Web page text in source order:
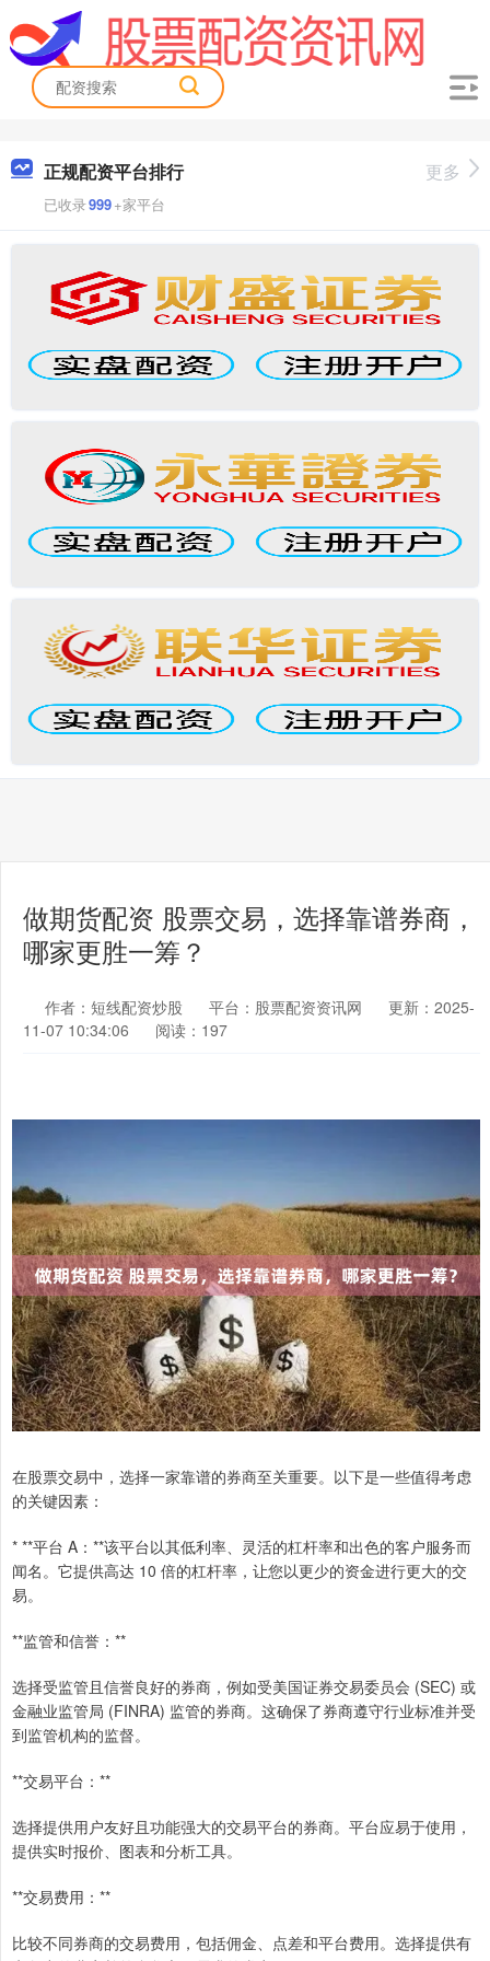
正规配资平台排行
已收录999+家平台
更多
做期货配资 股票交易，选择靠谱券商，
哪家更胜一筹？
作者：短线配资炒股 平台：股票配资资讯网
更新：2025-
11-07 10:34:06
阅读：197
在股票交易中，选择一家靠谱的券商至关重要。以下是一些值得考虑
的关键因素：
* **平台 A：**该平台以其低利率、灵活的杠杆率和出色的客户服务而
闻名。它提供高达 10 倍的杠杆率，让您以更少的资金进行更大的交
易。
**监管和信誉：**
选择受监管且信誉良好的券商，例如受美国证券交易委员会 (SEC) 或
金融业监管局 (FINRA) 监管的券商。这确保了券商遵守行业标准并受
到监管机构的监督。
**交易平台：**
选择提供用户友好且功能强大的交易平台的券商。平台应易于使用，
提供实时报价、图表和分析工具。
**交易费用：**
比较不同券商的交易费用，包括佣金、点差和平台费用。选择提供有